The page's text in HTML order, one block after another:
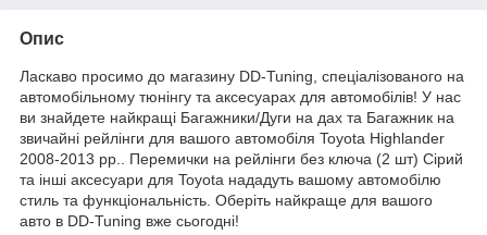
Опис
Ласкаво просимо до магазину DD-Tuning, спеціалізованого на
автомобільному тюнінгу та аксесуарах для автомобілів! У нас
ви знайдете найкращі Багажники/Дуги на дах та Багажник на
звичайні рейлінги для вашого автомобіля Toyota Highlander
2008-2013 рр.. Перемички на рейлінги без ключа (2 шт) Сірий
та інші аксесуари для Toyota нададуть вашому автомобілю
стиль та функціональність. Оберіть найкраще для вашого
авто в DD-Tuning вже сьогодні!